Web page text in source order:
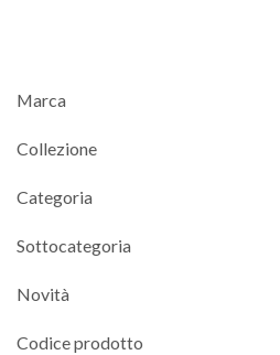
Marca
Collezione
Categoria
Sottocategoria
Novità
Codice prodotto